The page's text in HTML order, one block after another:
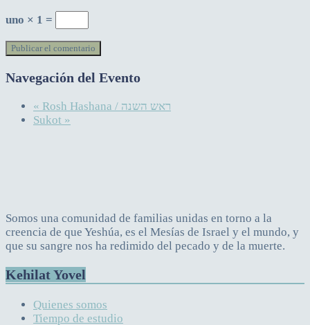
uno × 1 =
Navegación del Evento
«
Rosh Hashana / ראש השנה
Sukot »
Somos una comunidad de familias unidas en torno a la
creencia de que Yeshúa, es el Mesías de Israel y el mundo, y
que su sangre nos ha redimido del pecado y de la muerte.
Kehilat Yovel
Quienes somos
Tiempo de estudio